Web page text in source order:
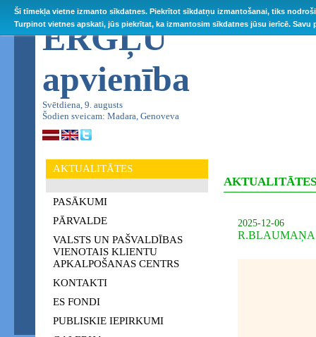
Šī tīmekļa vietne izmanto sīkdatnes. Piekrītot sīkdatņu izmantošanai, tiks
Turpinot vietnes apskati, jūs piekrītat, ka izmantosim sīkdatnes jūsu ierīcē.
ĒRGĻU
apvienība
Svētdiena, 9. augusts
Šodien sveicam: Madara, Genoveva
AKTUALITĀTES
PASĀKUMI
PĀRVALDE
VALSTS UN PAŠVALDĪBAS
VIENOTAIS KLIENTU
APKALPOŠANAS CENTRS
KONTAKTI
ES FONDI
PUBLISKIE IEPIRKUMI
AKTUALITĀTES
2025-12-06
R.BLAUMAŅA